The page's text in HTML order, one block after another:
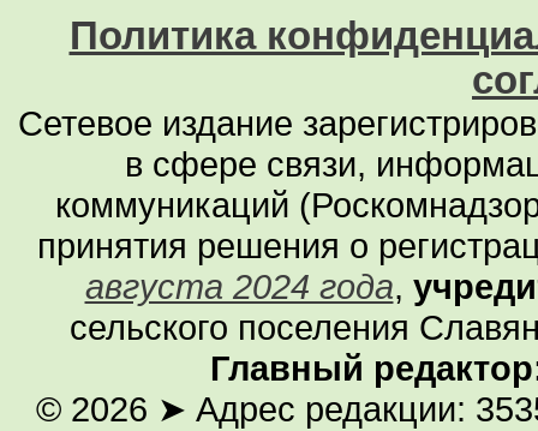
Политика
Сетевое издание
в сфере связи,
коммуникаций
принятия решения о
августа 2024 года,
сельского поселения
Главный
© 2026 ➤ Адрес редакции: